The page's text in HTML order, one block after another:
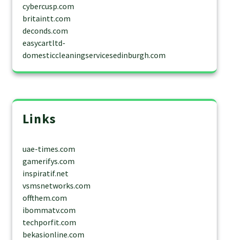
cybercusp.com
britaintt.com
deconds.com
easycartltd-
domesticcleaningservicesedinburgh.com
Links
uae-times.com
gamerifys.com
inspiratif.net
vsmsnetworks.com
offthem.com
ibommatv.com
techporfit.com
bekasionline.com